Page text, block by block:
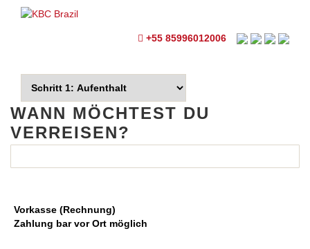
+55 85996012006
WANN MÖCHTEST DU
VERREISEN?
Vorkasse (Rechnung)
Zahlung bar vor Ort möglich